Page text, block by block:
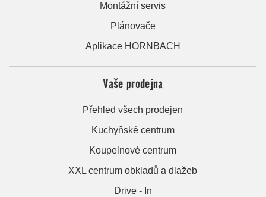
Montážní servis
Plánovače
Aplikace HORNBACH
Vaše prodejna
Přehled všech prodejen
Kuchyňské centrum
Koupelnové centrum
XXL centrum obkladů a dlažeb
Drive - In